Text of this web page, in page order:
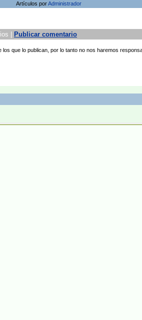
Artículos porAdministrador
|
Publicar comentario
que lo publican, por lo tanto no nos haremos